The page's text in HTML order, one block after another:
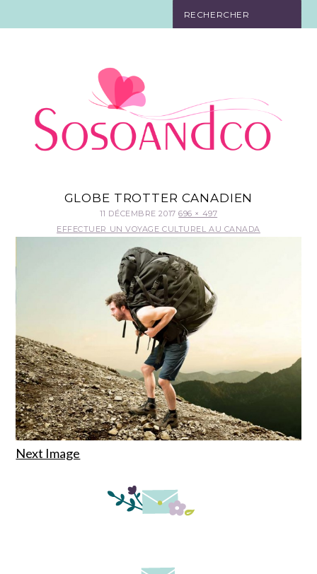
SO EN FORME
SO IN LOVE
SO HIGH-TECH
GLOBE TROTTER CANADIEN
11 DÉCEMBRE 2017 696 × 497
EFFECTUER UN VOYAGE CULTUREL AU CANADA
Next Image